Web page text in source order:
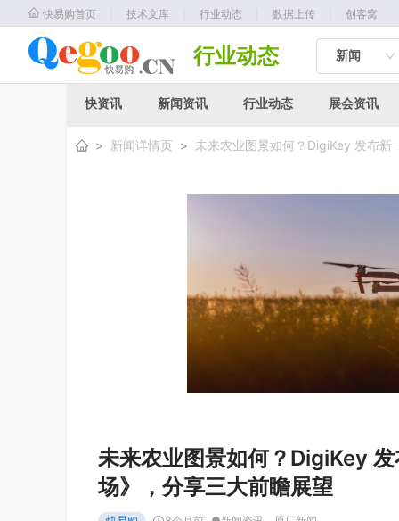
快易购首页 技术文库 行业动态 数据上传 创客窝
行业动态 新闻
快资讯 新闻资讯 行业动态 展会资讯
> 新闻详情页 > 未来农业图景如何？DigiKey 发布新
未来农业图景如何？DigiKey
场》，分享三大前瞻展望